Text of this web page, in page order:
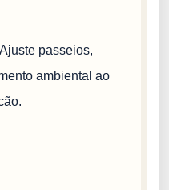
passeios,
ambiental ao